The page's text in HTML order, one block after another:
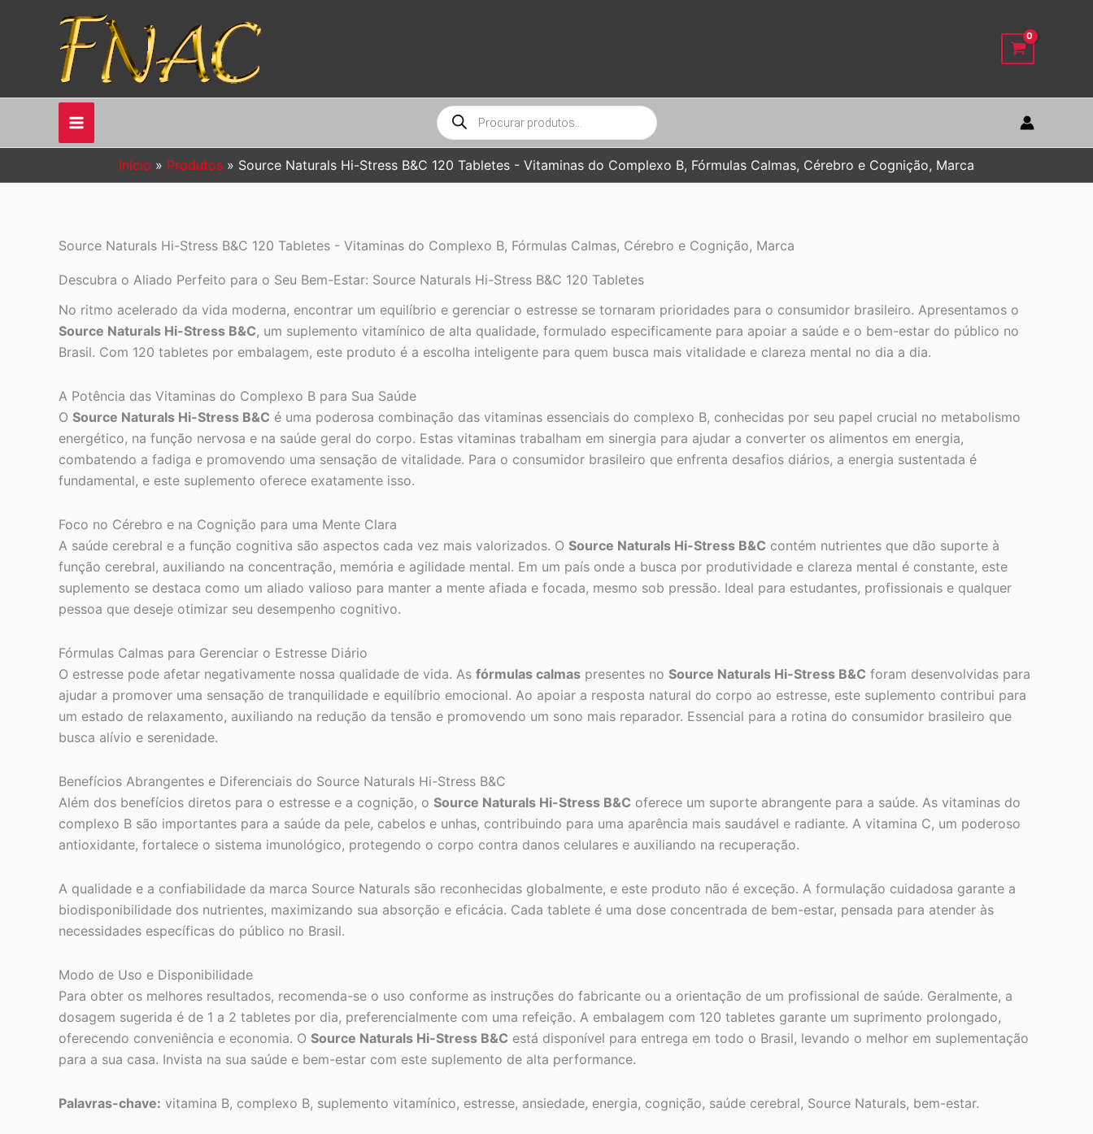
Pesquisar
produtos
Início Produtos Source Naturals Hi-Stress B&C 120 Tabletes - Vitaminas do Complexo B, Fórmulas Calmas, Cérebro e Cognição, Marca
Source Naturals Hi-Stress B&C 120 Tabletes - Vitaminas do Complexo B, Fórmulas Calmas, Cérebro e Cognição, Marca
Descubra o Aliado Perfeito para o Seu Bem-Estar: Source Naturals Hi-Stress B&C 120 Tabletes
No ritmo acelerado da vida moderna, encontrar um equilíbrio e gerenciar o estresse se tornaram prioridades para o consumidor brasileiro. Apresentamos o
Source Naturals Hi-Stress B&C, um suplemento vitamínico de alta qualidade, formulado especificamente para apoiar a saúde e o bem-estar do público no
Brasil. Com 120 tabletes por embalagem, este produto é a escolha inteligente para quem busca mais vitalidade e clareza mental no dia a dia.
A Potência das Vitaminas do Complexo B para Sua Saúde
O Source Naturals Hi-Stress B&C é uma poderosa combinação das vitaminas essenciais do complexo B, conhecidas por seu papel crucial no metabolismo
energético, na função nervosa e na saúde geral do corpo. Estas vitaminas trabalham em sinergia para ajudar a converter os alimentos em energia,
combatendo a fadiga e promovendo uma sensação de vitalidade. Para o consumidor brasileiro que enfrenta desafios diários, a energia sustentada é
fundamental, e este suplemento oferece exatamente isso.
Foco no Cérebro e na Cognição para uma Mente Clara
A saúde cerebral e a função cognitiva são aspectos cada vez mais valorizados. O Source Naturals Hi-Stress B&C contém nutrientes que dão suporte à
função cerebral, auxiliando na concentração, memória e agilidade mental. Em um país onde a busca por produtividade e clareza mental é constante, este
suplemento se destaca como um aliado valioso para manter a mente afiada e focada, mesmo sob pressão. Ideal para estudantes, profissionais e qualquer
pessoa que deseje otimizar seu desempenho cognitivo.
Fórmulas Calmas para Gerenciar o Estresse Diário
O estresse pode afetar negativamente nossa qualidade de vida. As fórmulas calmas presentes no Source Naturals Hi-Stress B&C foram desenvolvidas para
ajudar a promover uma sensação de tranquilidade e equilíbrio emocional. Ao apoiar a resposta natural do corpo ao estresse, este suplemento contribui para
um estado de relaxamento, auxiliando na redução da tensão e promovendo um sono mais reparador. Essencial para a rotina do consumidor brasileiro que
busca alívio e serenidade.
Benefícios Abrangentes e Diferenciais do Source Naturals Hi-Stress B&C
Além dos benefícios diretos para o estresse e a cognição, o Source Naturals Hi-Stress B&C oferece um suporte abrangente para a saúde. As vitaminas do
complexo B são importantes para a saúde da pele, cabelos e unhas, contribuindo para uma aparência mais saudável e radiante. A vitamina C, um poderoso
antioxidante, fortalece o sistema imunológico, protegendo o corpo contra danos celulares e auxiliando na recuperação.
A qualidade e a confiabilidade da marca Source Naturals são reconhecidas globalmente, e este produto não é exceção. A formulação cuidadosa garante a
biodisponibilidade dos nutrientes, maximizando sua absorção e eficácia. Cada tablete é uma dose concentrada de bem-estar, pensada para atender às
necessidades específicas do público no Brasil.
Modo de Uso e Disponibilidade
Para obter os melhores resultados, recomenda-se o uso conforme as instruções do fabricante ou a orientação de um profissional de saúde. Geralmente, a
dosagem sugerida é de 1 a 2 tabletes por dia, preferencialmente com uma refeição. A embalagem com 120 tabletes garante um suprimento prolongado,
oferecendo conveniência e economia. O Source Naturals Hi-Stress B&C está disponível para entrega em todo o Brasil, levando o melhor em suplementação
para a sua casa. Invista na sua saúde e bem-estar com este suplemento de alta performance.
Palavras-chave: vitamina B, complexo B, suplemento vitamínico, estresse, ansiedade, energia, cognição, saúde cerebral, Source Naturals, bem-estar.